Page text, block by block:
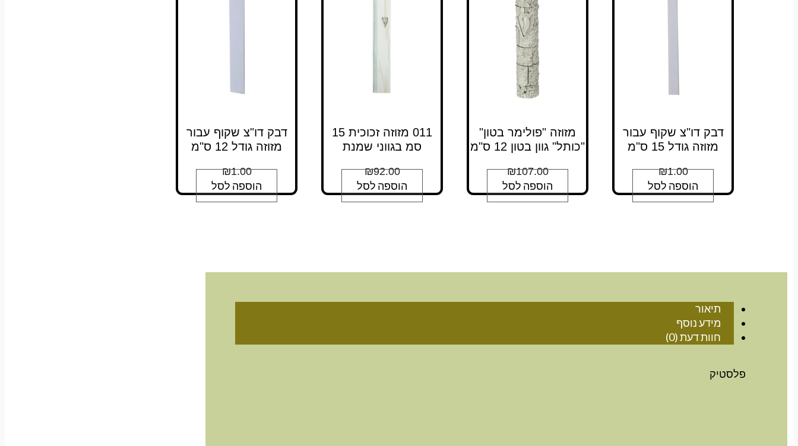
דבק דו"צ שקוף עבור
מזוזה גודל 15 ס"מ
₪1.00
הוספה לסל
מזוזה "פולימר בטון"
"כותל" גוון בטון 12 ס"מ
₪107.00
הוספה לסל
011 מזוזה זכוכית 15
סמ בגווני שמנת
₪92.00
הוספה לסל
דבק דו"צ שקוף עבור
מזוזה גודל 12 ס"מ
₪1.00
הוספה לסל
תיאור
מידע נוסף
חוות דעת (0)
פלסטיק